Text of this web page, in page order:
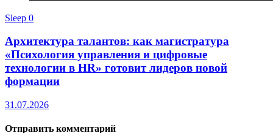
Sleep 0
Архитектура талантов: как магистратура
«Психология управления и цифровые
технологии в HR» готовит лидеров новой
формации
31.07.2026
Отправить комментарий